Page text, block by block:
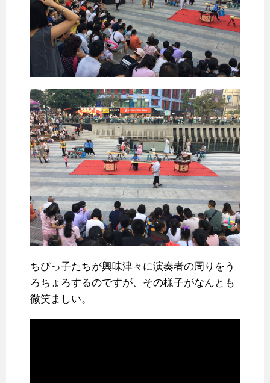
ちびっ子たちが興味津々に演奏者の周りをう
ろちょろするのですが、その様子がなんとも
微笑ましい。